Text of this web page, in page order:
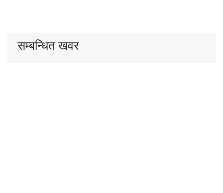
सम्बन्धित खवर